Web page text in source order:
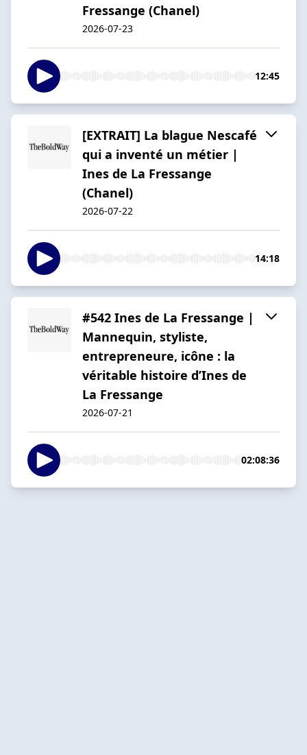
Fressange (Chanel)
2026-07-23
12:45
[EXTRAIT] La blague Nescafé
qui a inventé un métier |
Ines de La Fressange
(Chanel)
2026-07-22
14:18
#542 Ines de La Fressange |
Mannequin, styliste,
entrepreneure, icône : la
véritable histoire d’Ines de
La Fressange
2026-07-21
02:08:36